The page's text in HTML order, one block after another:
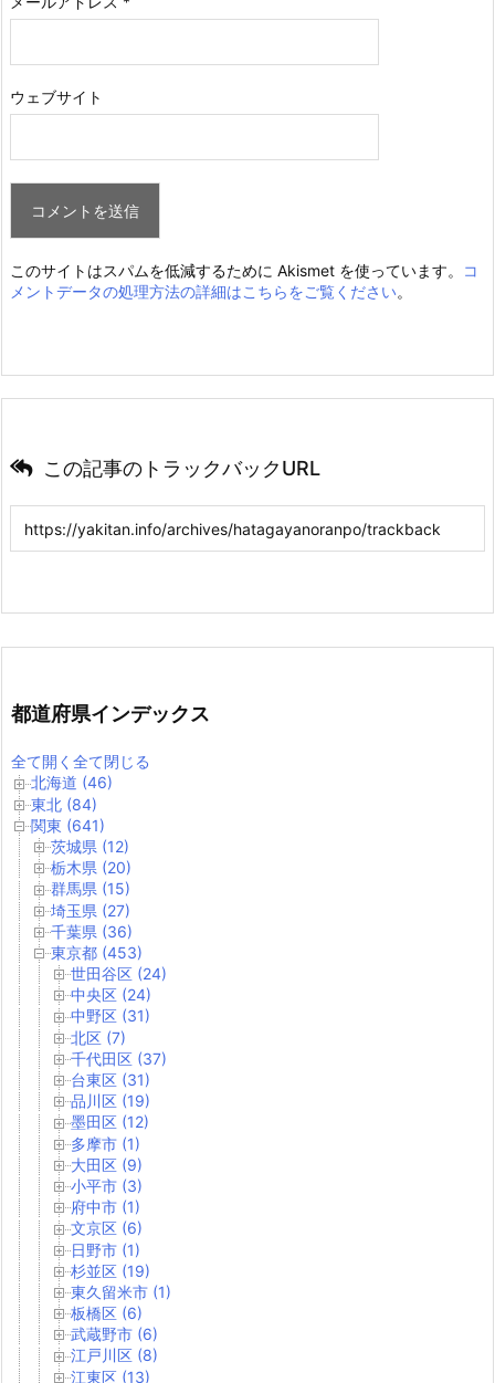
ウェブサイト
このサイトはスパムを低減するために Akismet を使っています。
コ
メントデータの処理方法の詳細はこちらをご覧ください。
この記事のトラックバックURL
都道府県インデックス
全て開く 全て閉じる
北海道 (46)
東北 (84)
関東 (641)
茨城県 (12)
栃木県 (20)
群馬県 (15)
埼玉県 (27)
千葉県 (36)
東京都 (453)
世田谷区 (24)
中央区 (24)
中野区 (31)
北区 (7)
千代田区 (37)
台東区 (31)
品川区 (19)
墨田区 (12)
多摩市 (1)
大田区 (9)
小平市 (3)
府中市 (1)
文京区 (6)
日野市 (1)
杉並区 (19)
東久留米市 (1)
板橋区 (6)
武蔵野市 (6)
江戸川区 (8)
江東区 (13)